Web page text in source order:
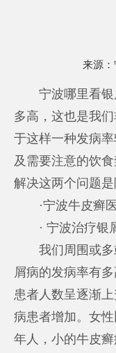
来源：
宁波哪里看银
多高，这也是我
于这样一种发病
及需要注意的饮
解决这两个问题是
·宁波牛皮癣
· 宁波治疗银
我们周围或多
屑病的发病率有
患者人数呈逐渐
病患者增加。女
年人，小的牛皮